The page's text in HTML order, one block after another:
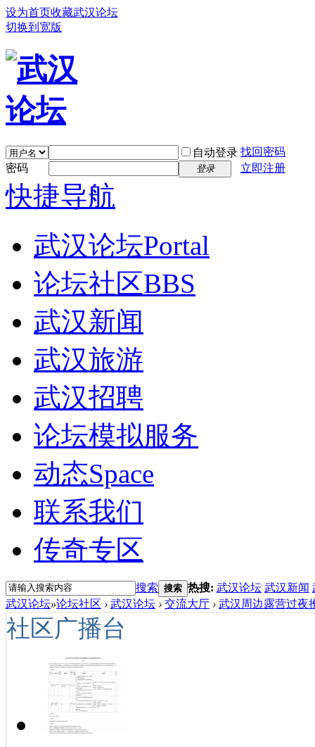
设为首页收藏武汉论坛
切换到宽版
自动登录 找回密码
密码
登录 立即注册
快捷导航
武汉论坛Portal
论坛社区BBS
武汉新闻
武汉旅游
武汉招聘
论坛模拟服务
动态Space
联系我们
传奇专区
搜索 搜索 热搜: 武汉论坛 武汉新闻
武汉论坛»论坛社区 › 武汉论坛 › 交流大厅 › 武汉周边露营过夜
社区广播台